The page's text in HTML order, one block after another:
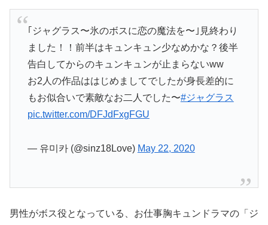
｢ジャグラス〜氷のボスに恋の魔法を〜｣見終わり
ました！！前半はキュンキュン少なめかな？後半
告白してからのキュンキュンが止まらないww
お2人の作品ははじめましてでしたが身長差的に
もお似合いで素敵なお二人でした〜#ジャグラス
pic.twitter.com/DFJdFxgFGU
— 유미카 (@sinz18Love) May 22, 2020
男性がボス役となっている、お仕事胸キュンドラマの「ジ